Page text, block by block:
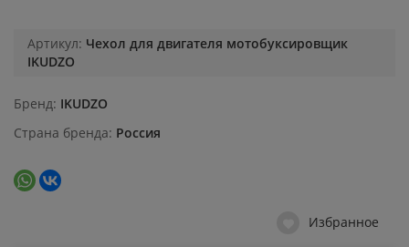
Артикул: Чехол для двигателя мотобуксировщик
IKUDZO
Бренд IKUDZO
Страна бренда Россия
Избранное